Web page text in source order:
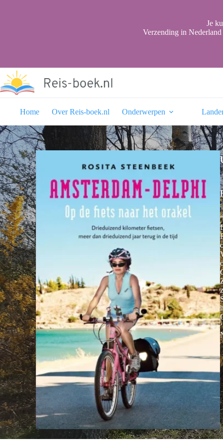
Je
Verzending in
Home Over Reis-boek.nl Onderwerpen